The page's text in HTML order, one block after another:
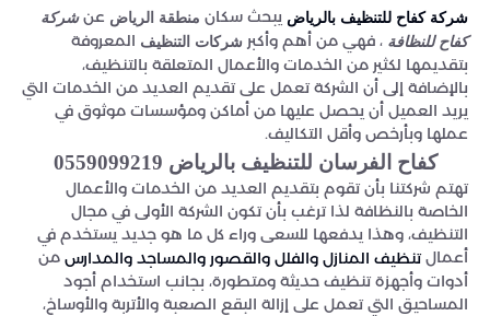
شركة كفاح للتنظيف بالرياض يبحث سكان منطقة الرياض عنشركة
كفاح للنظافة ، فهي من أهم وأكبر شركات التنظيف المعروفة
بتقديمها لكثير من الخدمات والأعمال المتعلقة بالتنظيف،
بالإضافة إلى أن الشركة تعمل على تقديم العديد من الخدمات التي
يريد العميل أن يحصل عليها من أماكن ومؤسسات موثوق في
عملها وبأرخص وأقل التكاليف.
كفاح الفرسان للتنظيف بالرياض 0559099219
تهتم شركتنا بأن تقوم بتقديم العديد من الخدمات والأعمال
الخاصة بالنظافة لذا ترغب بأن تكون الشركة الأولى في مجال
التنظيف، وهذا يدفعها للسعى وراء كل ما هو جديد يستخدم في
أعمالتنظيف المنازل والفلل والقصور والمساجد والمدارس من
أدوات وأجهزة تنظيف حديثة ومتطورة، بجانب استخدام أجود
المساحيق التي تعمل على إزالة البقع الصعبة والأتربة والأوساخ،